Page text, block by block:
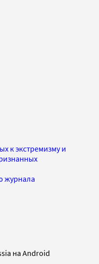
к экстремизму и
журнала
на Android